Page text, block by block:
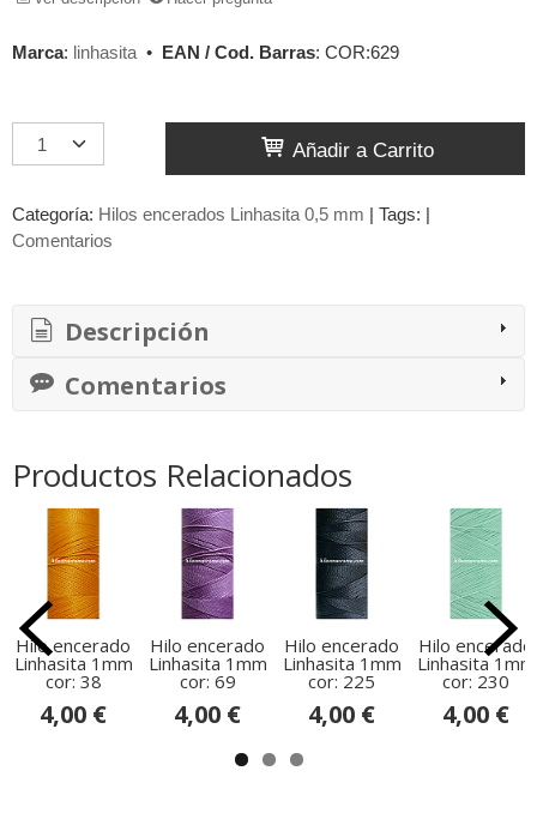
Marca: linhasita • EAN / Cod. Barras: COR:629
Añadir a Carrito
Categoría: Hilos encerados Linhasita 0,5 mm | Tags: |
Comentarios
Descripción
Comentarios
Productos Relacionados
Hilo encerado
Linhasita 1mm
cor: 38
4,00 €
Hilo encerado
Linhasita 1mm
cor: 69
4,00 €
Hilo encerado
Linhasita 1mm
cor: 225
4,00 €
Hilo encerado
Linhasita 1mm
cor: 230
4,00 €